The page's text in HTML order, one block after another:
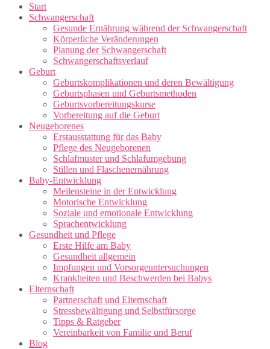
Start
Schwangerschaft
Gesunde Ernährung während der Schwangerschaft
Körperliche Veränderungen
Planung der Schwangerschaft
Schwangerschaftsverlauf
Geburt
Geburtskomplikationen und deren Bewältigung
Geburtsphasen und Geburtsmethoden
Geburtsvorbereitungskurse
Vorbereitung auf die Geburt
Neugeborenes
Erstausstattung für das Baby
Pflege des Neugeborenen
Schlafmuster und Schlafumgebung
Stillen und Flaschenernährung
Baby-Entwicklung
Meilensteine in der Entwicklung
Motorische Entwicklung
Soziale und emotionale Entwicklung
Sprachentwicklung
Gesundheit und Pflege
Erste Hilfe am Baby
Gesundheit allgemein
Impfungen und Vorsorgeuntersuchungen
Krankheiten und Beschwerden bei Babys
Elternschaft
Partnerschaft und Elternschaft
Stressbewältigung und Selbstfürsorge
Tipps & Ratgeber
Vereinbarkeit von Familie und Beruf
Blog